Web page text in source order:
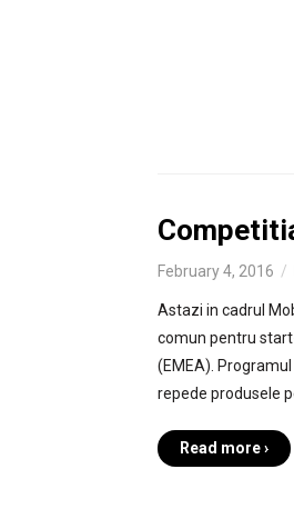
February 4, 2016
Astazi in cadrul
comun pentru
(EMEA).
repede produsele
Read more ›